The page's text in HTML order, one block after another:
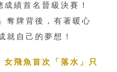
績首名晉級決賽！
奪牌背後，有著暖心
就自己的夢想！
飛魚首次「落水」只